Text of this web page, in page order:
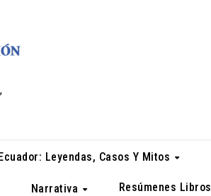
Leyendas, Casos Y Mitos
Narrativa Resúmenes Libros